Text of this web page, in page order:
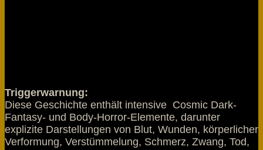
Triggerwarnung:
Diese Geschichte enthält intensive Cosmic Dark-
Fantasy- und Body-Horror-Elemente, darunter
explizite Darstellungen von Blut, Wunden, körperlicher
Verformung, Verstümmelung, Schmerz, Zwang, Tod,